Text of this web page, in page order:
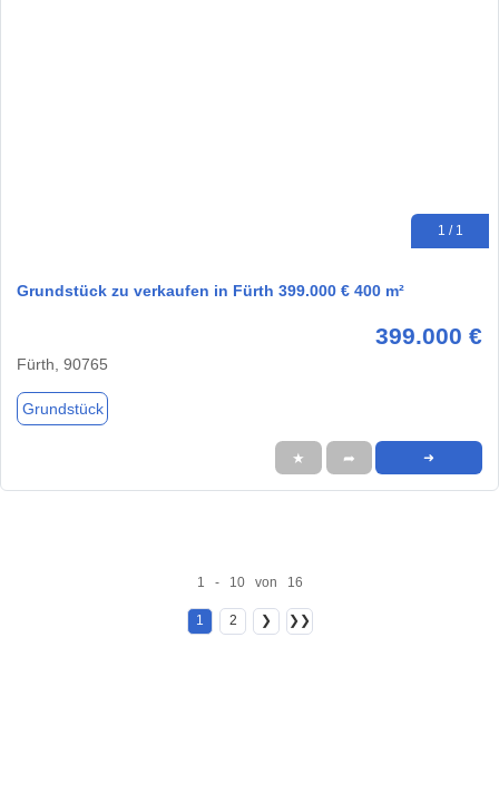
1 / 1
Grundstück zu verkaufen in Fürth 399.000 € 400 m²
399.000 €
Fürth, 90765
Grundstück
★ ➦ ➜
1 - 10 von 16
1 2 ❯ ❯❯